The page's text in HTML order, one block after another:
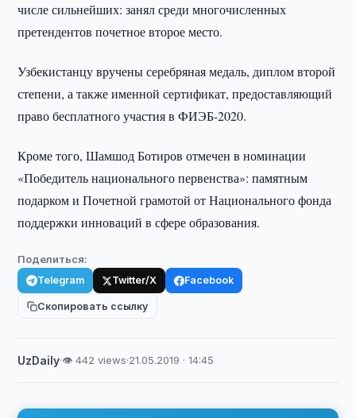
числе сильнейших: занял среди многочисленных
претендентов почетное второе место.
Узбекистанцу вручены серебряная медаль, диплом второй
степени, а также именной сертификат, предоставляющий
право бесплатного участия в ФИЭБ-2020.
Кроме того, Шамшод Ботиров отмечен в номинации
«Победитель национального первенства»: памятным
подарком и Почетной грамотой от Национального фонда
поддержки инноваций в сфере образования.
Поделиться:
Telegram Twitter/X Facebook
Скопировать ссылку
UzDaily·👁 442 views·21.05.2019 · 14:45